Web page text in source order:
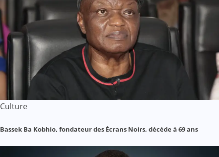
Culture
Bassek Ba Kobhio, fondateur des Écrans Noirs, décède à 69 ans